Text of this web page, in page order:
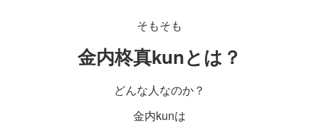
そもそも
金内柊真kunとは？
どんな人なのか？
金内kunは